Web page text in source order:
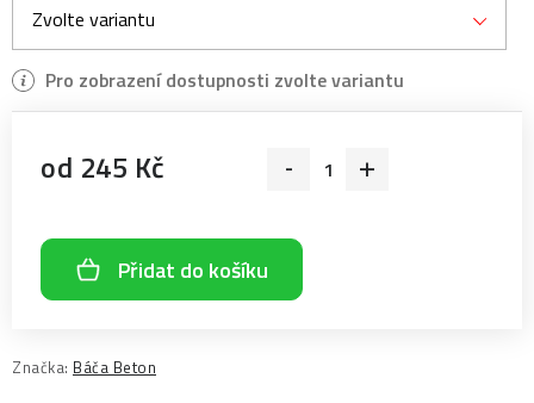
od 245 Kč
Přidat do košíku
Značka: Báča Beton